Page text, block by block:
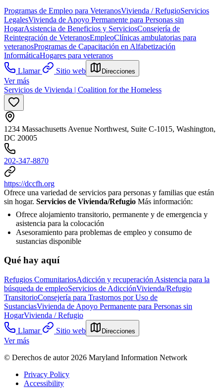
Programas de Empleo para VeteranosVivienda / RefugioServicios
LegalesVivienda de Apoyo Permanente para Personas sin
HogarAsistencia de Beneficios y ServiciosConsejería de
Reintegración de VeteranosEmpleoClínicas ambulatorias para
veteranosProgramas de Capacitación en Alfabetización
InformáticaHogares para veteranos
Llamar
Sitio web Direcciones
Ver más
Servicios de Vivienda | Coalition for the Homeless
1234 Massachusetts Avenue Northwest, Suite C-1015, Washington,
DC 20005
202-347-8870
https://dccfh.org
Ofrece una variedad de servicios para personas y familias que están
sin hogar. Servicios de Vivienda/Refugio Más información:
Ofrece alojamiento transitorio, permanente y de emergencia y
asistencia para la colocación
Asesoramiento para problemas de empleo y consumo de
sustancias disponible
Qué hay aquí
Refugios ComunitariosAdicción y recuperación Asistencia para la
búsqueda de empleoServicios de AdicciónVivienda/Refugio
TransitorioConsejería para Trastornos por Uso de
SustanciasVivienda de Apoyo Permanente para Personas sin
HogarVivienda / Refugio
Llamar
Sitio web Direcciones
Ver más
© Derechos de autor 2026 Maryland Information Network
Privacy Policy
Accessibility